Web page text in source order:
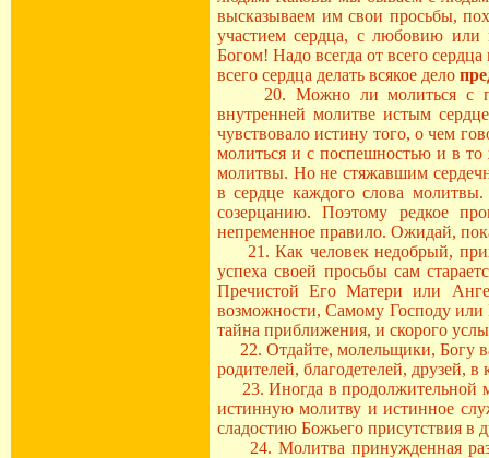
высказываем им свои просьбы,
участием сердца, с любовию
Богом! Надо всегда от всего
всего сердца делать всякое дело
20. Можно ли молиться с
внутренней молитве истым
чувствовало истину того, о чем
молиться и с поспешностью и в то
молитвы. Но не стяжавшим
в сердце каждого слова
созерцанию. Поэтому редкое
непременное правило. Ожидай,
21. Как человек недобрый,
успеха своей просьбы сам
Пречистой Его Матери или
возможности, Самому Господу
тайна приближения, и скорого
22. Отдайте, молельщики, Богу
родителей, благодетелей, друзей,
23. Иногда в продолжительной
истинную молитву и истинное
сладостию Божьего присутствия в
24. Молитва принужденная